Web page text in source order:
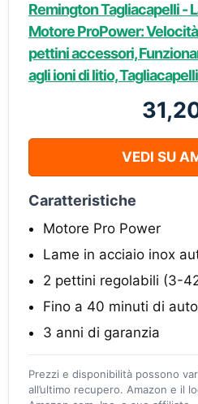
Remington Tagliacapelli -
Motore ProPower:
pettini accessori,
agli ioni di litio,
VEDI SU
Caratteristiche
Motore Pro Power
Lame in acciaio inox
2 pettini regolabili (3-
Fino a 40 minuti di
3 anni di garanzia
Prezzi e disponibilità possono
all’ultimo recupero. Amazon e il